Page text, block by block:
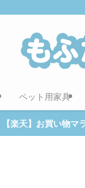
ペット用家具
【楽天】お買い物マ